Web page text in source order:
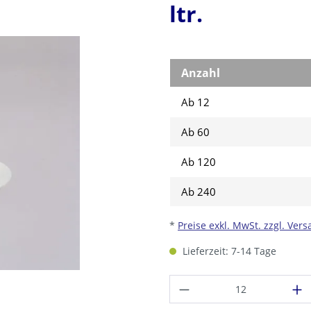
ltr.
Anzahl
Ab 12
Ab 60
Ab 120
Ab 240
* Preise exkl. MwSt. zzgl.
Lieferzeit: 7-14 Tage
Produkt Anzahl: